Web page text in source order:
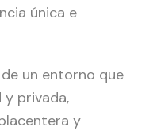
única e
un entorno que
privada,
y